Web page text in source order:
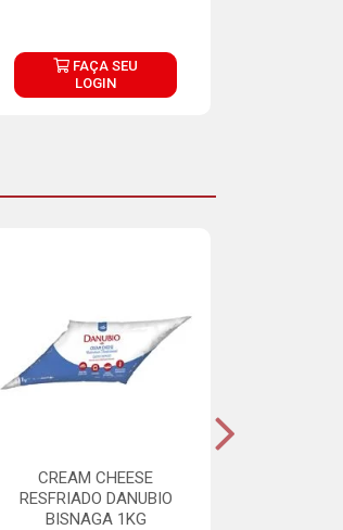
FAÇA SEU
LOGIN
CREAM CHEESE
RESFRIADO DANUBIO
BISNAGA 1KG